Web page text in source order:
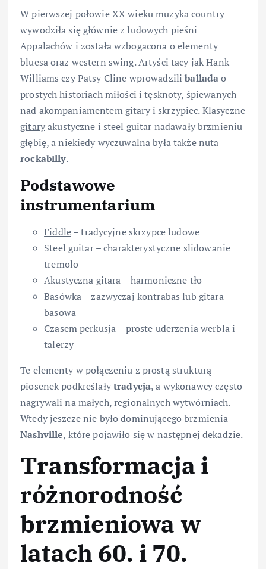
W pierwszej połowie XX wieku muzyka country
wywodziła się głównie z ludowych pieśni
Appalachów i została wzbogacona o elementy
bluesa oraz western swing. Artyści tacy jak Hank
Williams czy Patsy Cline wprowadziliballadao
prostych historiach miłości i tęsknoty, śpiewanych
nad akompaniamentem gitary i skrzypiec. Klasyczne
gitaryakustyczne i steel guitar nadawały brzmieniu
głębię, a niekiedy wyczuwalna była także nuta
rockabilly.
Podstawowe
instrumentarium
Fiddle– tradycyjne skrzypce ludowe
Steel guitar – charakterystyczne slidowanie
tremolo
Akustyczna gitara – harmoniczne tło
Basówka – zazwyczaj kontrabas lub gitara
basowa
Czasem perkusja – proste uderzenia werbla i
talerzy
Te elementy w połączeniu z prostą strukturą
piosenek podkreślałytradycja, a wykonawcy często
nagrywali na małych, regionalnych wytwórniach.
Wtedy jeszcze nie było dominującego brzmienia
Nashville, które pojawiło się w następnej dekadzie.
Transformacja i
różnorodność
brzmieniowa w
latach 60. i 70.